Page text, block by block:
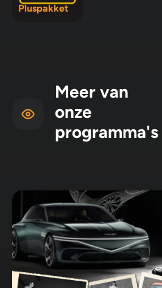
Pluspakket
Meer van
onze
programma's